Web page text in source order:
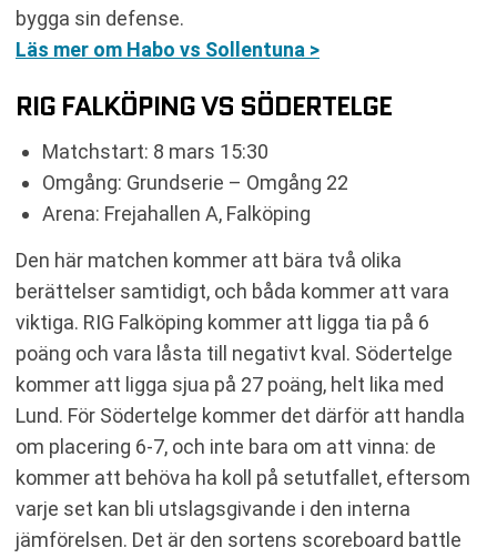
bygga sin defense.
Läs mer om Habo vs Sollentuna >
RIG FALKÖPING VS SÖDERTELGE
Matchstart: 8 mars 15:30
Omgång: Grundserie – Omgång 22
Arena: Frejahallen A, Falköping
Den här matchen kommer att bära två olika
berättelser samtidigt, och båda kommer att vara
viktiga. RIG Falköping kommer att ligga tia på 6
poäng och vara låsta till negativt kval. Södertelge
kommer att ligga sjua på 27 poäng, helt lika med
Lund. För Södertelge kommer det därför att handla
om placering 6-7, och inte bara om att vinna: de
kommer att behöva ha koll på setutfallet, eftersom
varje set kan bli utslagsgivande i den interna
jämförelsen. Det är den sortens scoreboard battle